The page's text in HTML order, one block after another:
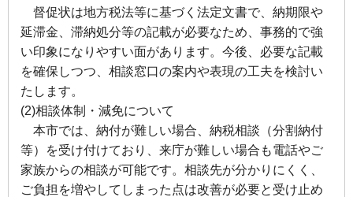
督促状は地方税法等に基づく法定文書で、納期限や
延滞金、滞納処分等の記載が必要なため、事務的で強
い印象になりやすい面があります。今後、必要な記載
を確保しつつ、相談窓口の案内や表現の工夫を検討い
たします。
(2)相談体制・減免について
本市では、納付が難しい場合、納税相談（分割納付
等）を受け付けており、来庁が難しい場合も電話やご
家族からの相談が可能です。相談先が分かりにくく、
ご負担を増やしてしまった点は改善が必要と受け止め